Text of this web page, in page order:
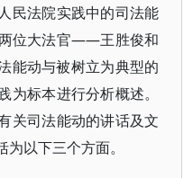
民法院实践中的司法能
位大法官——王胜俊和
动与被树立为典型的
标本进行分析概述。
关司法能动的讲话及文
以下三个方面。